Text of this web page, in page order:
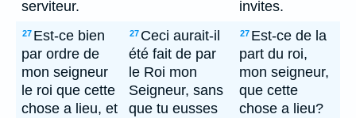
serviteur.
invites.
27 Est-ce bien
par ordre de
mon seigneur
le roi que cette
chose a lieu, et
27 Ceci aurait-il
été fait de par
le Roi mon
Seigneur, sans
que tu eusses
27 Est-ce de la
part du roi,
mon seigneur,
que cette
chose a lieu?